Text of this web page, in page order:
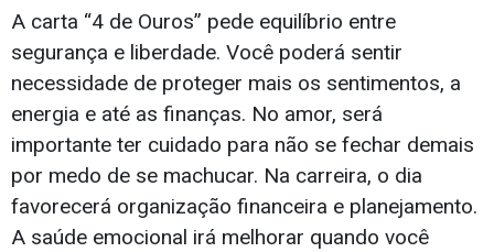
A carta “4 de Ouros” pede equilíbrio entre
segurança e liberdade. Você poderá sentir
necessidade de proteger mais os sentimentos, a
energia e até as finanças. No amor, será
importante ter cuidado para não se fechar demais
por medo de se machucar. Na carreira, o dia
favorecerá organização financeira e planejamento.
A saúde emocional irá melhorar quando você